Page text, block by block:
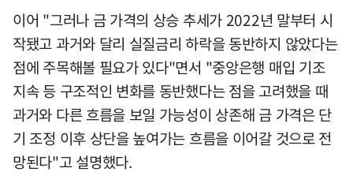
이어 "그러나 금 가격의 상승 추세가 2022년 말부터 시
작됐고 과거와 달리 실질금리 하락을 동반하지 않았다는
점에 주목해볼 필요가 있다"면서 "중앙은행 매입 기조
지속 등 구조적인 변화를 동반했다는 점을 고려했을 때
과거와 다른 흐름을 보일 가능성이 상존해 금 가격은 단
기 조정 이후 상단을 높여가는 흐름을 이어갈 것으로 전
망된다"고 설명했다.